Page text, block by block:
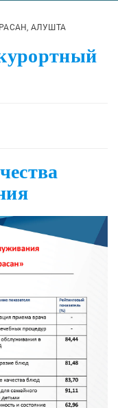
АЛУШТА